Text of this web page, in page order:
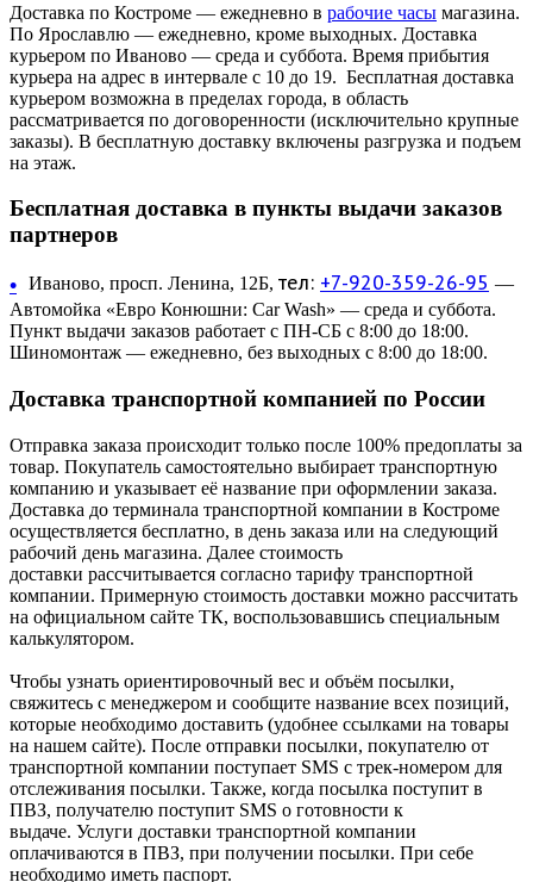
Доставка по Костроме — ежедневно в рабочие часы магазина.
По Ярославлю — ежедневно, кроме выходных. Доставка
курьером по Иваново — среда и суббота. Время прибытия
курьера на адрес в интервале с 10 до 19. Бесплатная доставка
курьером возможна в пределах города, в область
рассматривается по договоренности (исключительно крупные
заказы). В бесплатную доставку включены разгрузка и подъем
на этаж.
Бесплатная доставка в пункты выдачи заказов
партнеров
• Иваново, просп. Ленина, 12Б, тел: +7-920-359-26-95 —
Автомойка «Евро Конюшни: Car Wash» — среда и суббота.
Пункт выдачи заказов работает с ПН-СБ с 8:00 до 18:00.
Шиномонтаж — ежедневно, без выходных с 8:00 до 18:00.
Доставка транспортной компанией по России
Отправка заказа происходит только после 100% предоплаты за
товар. Покупатель самостоятельно выбирает транспортную
компанию и указывает её название при оформлении заказа.
Доставка до терминала транспортной компании в Костроме
осуществляется бесплатно, в день заказа или на следующий
рабочий день магазина. Далее стоимость
доставки рассчитывается согласно тарифу транспортной
компании. Примерную стоимость доставки можно рассчитать
на официальном сайте ТК, воспользовавшись специальным
калькулятором.
Чтобы узнать ориентировочный вес и объём посылки,
свяжитесь с менеджером и сообщите название всех позиций,
которые необходимо доставить (удобнее ссылками на товары
на нашем сайте). После отправки посылки, покупателю от
транспортной компании поступает SMS с трек-номером для
отслеживания посылки. Также, когда посылка поступит в
ПВЗ, получателю поступит SMS о готовности к
выдаче. Услуги доставки транспортной компании
оплачиваются в ПВЗ, при получении посылки. При себе
необходимо иметь паспорт.